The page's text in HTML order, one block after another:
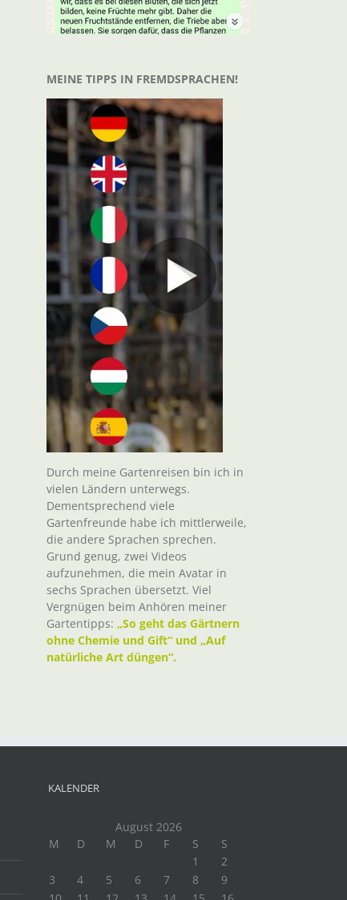
MEINE TIPPS IN FREMDSPRACHEN!
Durch meine Gartenreisen bin ich in
vielen Ländern unterwegs.
Dementsprechend viele
Gartenfreunde habe ich mittlerweile,
die andere Sprachen sprechen.
Grund genug, zwei Videos
aufzunehmen, die mein Avatar in
sechs Sprachen übersetzt. Viel
Vergnügen beim Anhören meiner
Gartentipps: „So geht das Gärtnern
ohne Chemie und Gift“ und „Auf
natürliche Art düngen“.
KALENDER
August 2026
M
D M D F S
S
1
2
3
4 5 6 7 8
9